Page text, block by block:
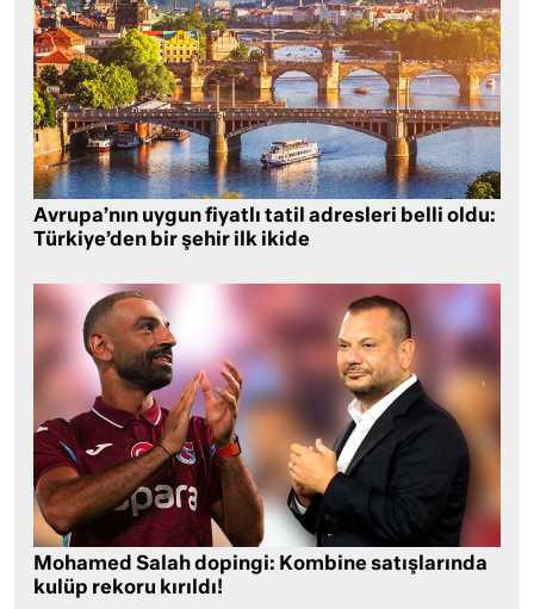
Avrupa’nın uygun fiyatlı tatil adresleri belli oldu:
Türkiye’den bir şehir ilk ikide
Mohamed Salah dopingi: Kombine satışlarında
kulüp rekoru kırıldı!